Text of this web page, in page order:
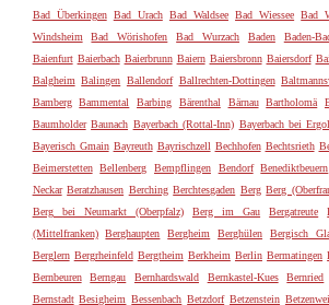
Bad Überkingen Bad Urach Bad Waldsee Bad Wiessee Bad
Windsheim
Bad Wörishofen Bad Wurzach Baden Baden-
Baienfurt Baierbach Baierbrunn Baiern Baiersbronn Baiersdorf
Balgheim Balingen Ballendorf Ballrechten-Dottingen
Bamberg
Bammental Barbing Bärenthal Bärnau Bartholomä
Baumholder Baunach Bayerbach (Rottal-Inn) Bayerbach bei
Bayerisch Gmain Bayreuth Bayrischzell Bechhofen Bechtsrieth
Beimerstetten
Bellenberg Bempflingen Bendorf Benediktbeuern
Neckar Beratzhausen Berching Berchtesgaden Berg Berg
Berg bei Neumarkt (Oberpfalz)
Berg im Gau Bergatreute
(Mittelfranken)
Berghaupten Bergheim Berghülen Bergisch
Berglern Bergrheinfeld Bergtheim Berkheim Berlin Bermatingen
Bernbeuren
Berngau Bernhardswald Bernkastel-Kues Bernried
Bernstadt Besigheim Bessenbach Betzdorf Betzenstein